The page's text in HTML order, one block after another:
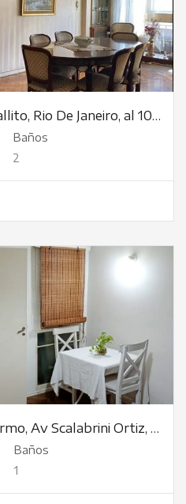
Rio De Janeiro, al 1000
Baños
2
Av Scalabrini Ortiz, al 1400
Baños
1